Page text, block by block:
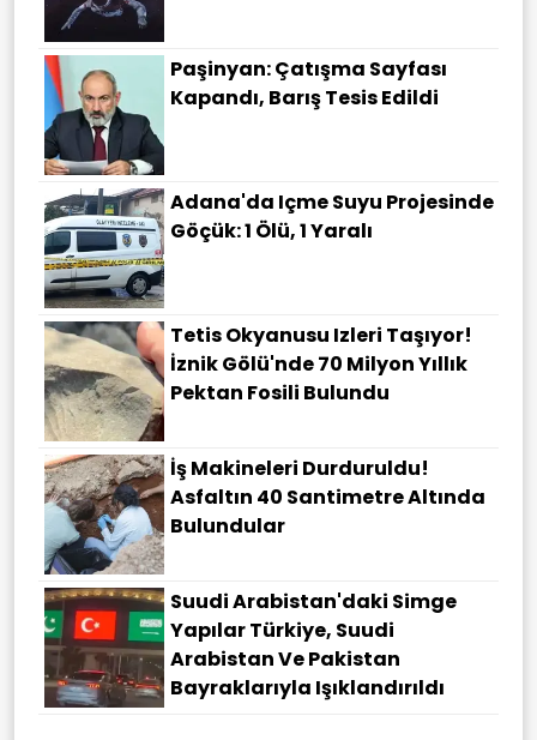
Paşinyan: Çatışma Sayfası
Kapandı, Barış Tesis Edildi
Adana'da Içme Suyu Projesinde
Göçük: 1 Ölü, 1 Yaralı
Tetis Okyanusu Izleri Taşıyor!
İznik Gölü'nde 70 Milyon Yıllık
Pektan Fosili Bulundu
İş Makineleri Durduruldu!
Asfaltın 40 Santimetre Altında
Bulundular
Suudi Arabistan'daki Simge
Yapılar Türkiye, Suudi
Arabistan Ve Pakistan
Bayraklarıyla Işıklandırıldı